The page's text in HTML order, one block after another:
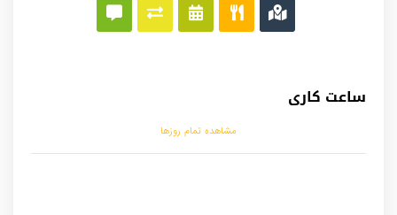
ساعت کاری
مشاهده تمام روزها